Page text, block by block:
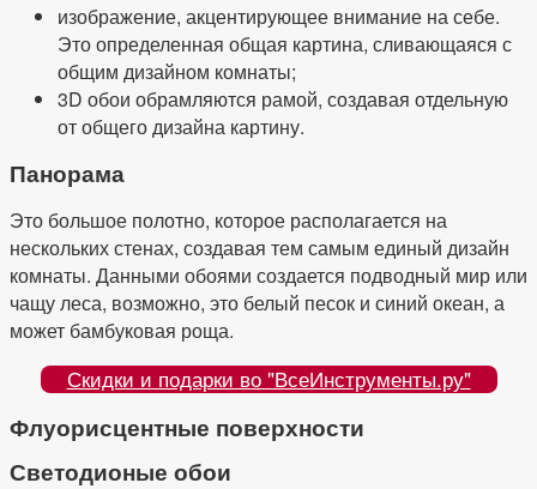
изображение, акцентирующее внимание на себе.
Это определенная общая картина, сливающаяся с
общим дизайном комнаты;
3D обои обрамляются рамой, создавая отдельную
от общего дизайна картину.
Панорама
Это большое полотно, которое располагается на
нескольких стенах, создавая тем самым единый дизайн
комнаты. Данными обоями создается подводный мир или
чащу леса, возможно, это белый песок и синий океан, а
может бамбуковая роща.
Скидки и подарки во "ВсеИнструменты.ру"
Флуорисцентные поверхности
Светодионые обои